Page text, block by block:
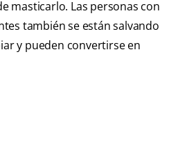
masticarlo. Las personas con
también se están salvando
y pueden convertirse en